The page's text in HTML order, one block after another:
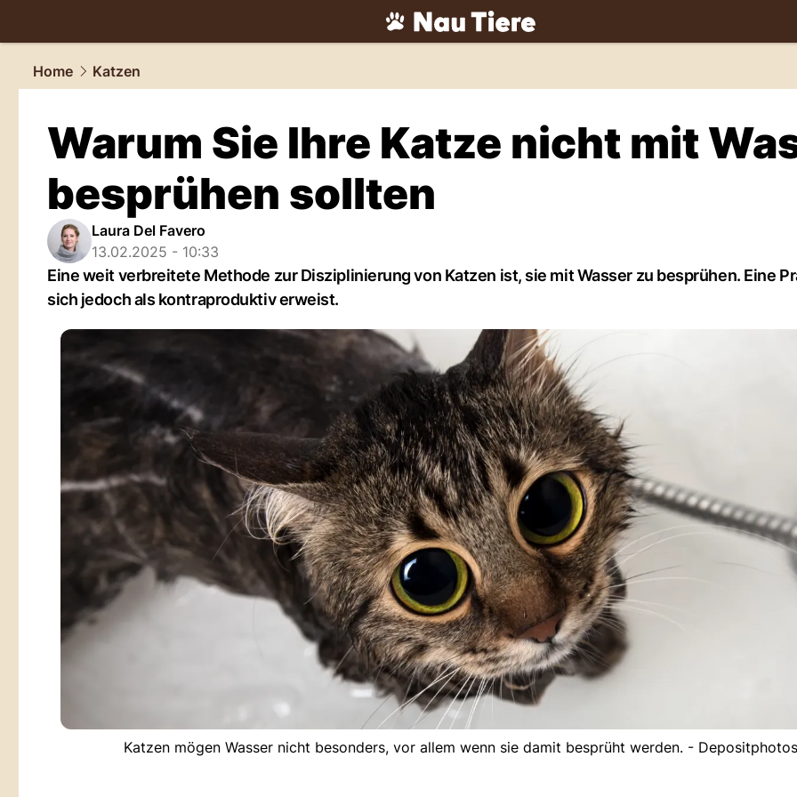
tiere.NAU.ch
Home
Katzen
Warum Sie Ihre Katze nicht mit
besprühen sollten
Laura Del Favero
13.02.2025 - 10:33
Eine weit verbreitete Methode zur Disziplinierung von Katzen ist, sie mit Wasser zu besprühen. Eine
sich jedoch als kontraproduktiv erweist.
Katzen mögen Wasser nicht besonders, vor allem wenn sie damit besprüht werden. - Depositphotos